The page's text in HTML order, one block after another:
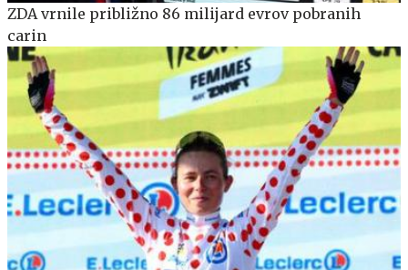
ZDA vrnile približno 86 milijard evrov pobranih
carin